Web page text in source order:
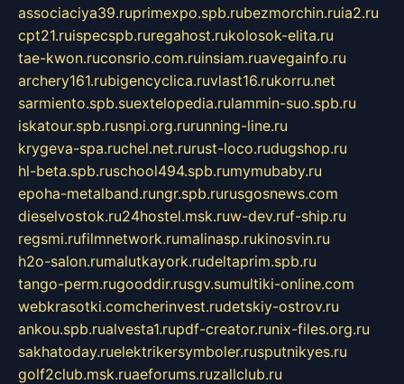
associaciya39.ruprimexpo.spb.rubezmorchin.ruia2.ru
cpt21.ruispecspb.ruregahost.rukolosok-elita.ru
tae-kwon.ruconsrio.com.ruinsiam.ruavegainfo.ru
archery161.rubigencyclica.ruvlast16.rukorru.net
sarmiento.spb.suextelopedia.rulammin-suo.spb.ru
iskatour.spb.rusnpi.org.rurunning-line.ru
krygeva-spa.ruchel.net.rurust-loco.rudugshop.ru
hl-beta.spb.ruschool494.spb.rumymubaby.ru
epoha-metalband.rungr.spb.rurusgosnews.com
dieselvostok.ru24hostel.msk.ruw-dev.ruf-ship.ru
regsmi.rufilmnetwork.rumalinasp.rukinosvin.ru
h2o-salon.rumalutkayork.rudeltaprim.spb.ru
tango-perm.rugooddir.rusgv.sumultiki-online.com
webkrasotki.comcherinvest.rudetskiy-ostrov.ru
ankou.spb.rualvesta1.rupdf-creator.runix-files.org.ru
sakhatoday.ruelektrikersymboler.rusputnikyes.ru
golf2club.msk.ruaeforums.ruzallclub.ru